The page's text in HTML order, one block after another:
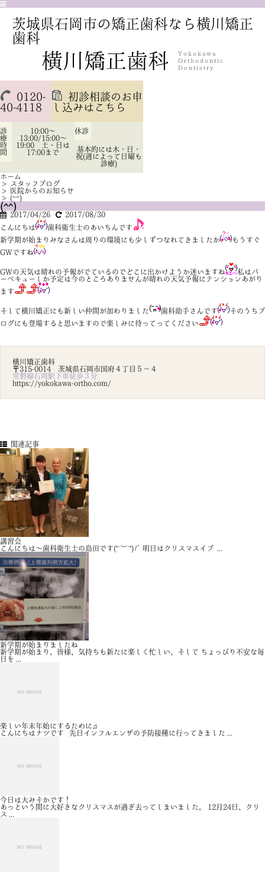
茨城県石岡市の矯正歯科なら横川矯正
歯科
0120-
40-4118
初診相談のお申
し込みはこちら
診
療
時
間
10:00～
13:00/15:00～
19:00 土・日は
17:00まで
休診
基本的には木・日・
祝(週によって日曜も
診療)
ホーム
>
スタッフブログ
> 医院からのお知らせ
> (^^)
(^^)
2017/04/26
2017/08/30
こんにちは
歯科衛生士のあいちんです
新学期が始まりみなさんは周りの環境にも少しずつなれてきましたか
もうすぐ
GWですね
GWの天気は晴れの予報がでているのでどこに出かけようか迷いますね
私はバ
ーベキューしか予定は今のところありませんが晴れの天気予報にテンションあがり
ます
そして横川矯正にも新しい仲間が加わりました 歯科助手さんです
そのうちブ
ログにも登場すると思いますので楽しみに待ってってください
横川矯正歯科
〒315-0014 茨城県石岡市国府４丁目５－４
常磐線石岡駅下車徒歩３分
https://yokokawa-ortho.com/
関連記事
講習会
こんにちは〜歯科衛生士の島田です(*˙︶˙*)ﾉﾞ 明日はクリスマスイブ ...
新学期が始まりましたね
新学期が始まり、皆様、気持ちも新たに楽しく忙しい、そして ちょっぴり不安な毎
日を ...
楽しい年末年始にするために♫
こんにちはナツです 先日インフルエンザの予防接種に行ってきました ...
今日は大みそかです！
あっという間に大好きなクリスマスが過ぎ去ってしまいました。 12月24日、クリ
ス ...